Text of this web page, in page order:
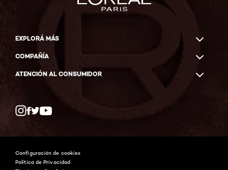
EXPLORÁ MÁS
COMPAÑÍA
ATENCIÓN AL CONSUMIDOR
Configuración de cookies
Política de Privacidad